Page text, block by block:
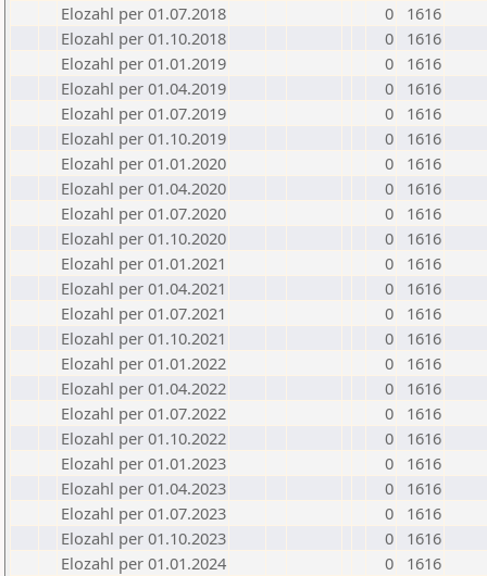
Elozahl per 01.07.2018
0
1616
Elozahl per 01.10.2018
0
1616
Elozahl per 01.01.2019
0
1616
Elozahl per 01.04.2019
0
1616
Elozahl per 01.07.2019
0
1616
Elozahl per 01.10.2019
0
1616
Elozahl per 01.01.2020
0
1616
Elozahl per 01.04.2020
0
1616
Elozahl per 01.07.2020
0
1616
Elozahl per 01.10.2020
0
1616
Elozahl per 01.01.2021
0
1616
Elozahl per 01.04.2021
0
1616
Elozahl per 01.07.2021
0
1616
Elozahl per 01.10.2021
0
1616
Elozahl per 01.01.2022
0
1616
Elozahl per 01.04.2022
0
1616
Elozahl per 01.07.2022
0
1616
Elozahl per 01.10.2022
0
1616
Elozahl per 01.01.2023
0
1616
Elozahl per 01.04.2023
0
1616
Elozahl per 01.07.2023
0
1616
Elozahl per 01.10.2023
0
1616
Elozahl per 01.01.2024
0
1616